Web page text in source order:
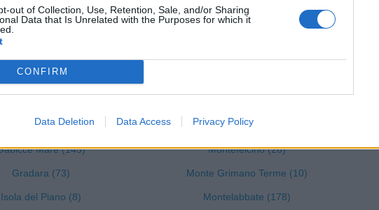
out of Collection, Use, Retention, Sale, and/or Sharing
Data that Is Unrelated with the Purposes for which it
CONFIRM
Data Deletion Data Access Privacy Policy
i comuni della provincia di Pesaro e Urbino
Frontone (12)
Mare (145)
Gradara (73)
Isola del Piano (8)
Montecopiolo (16)
Montefelcino (26)
Monte Grimano Terme (10)
Montelabbate (178)